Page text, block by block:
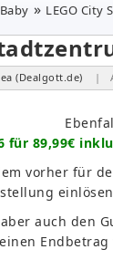
LEGO City
(Dealgott.de) |
für 89,99€
vorher für
auch den
Endbetrag